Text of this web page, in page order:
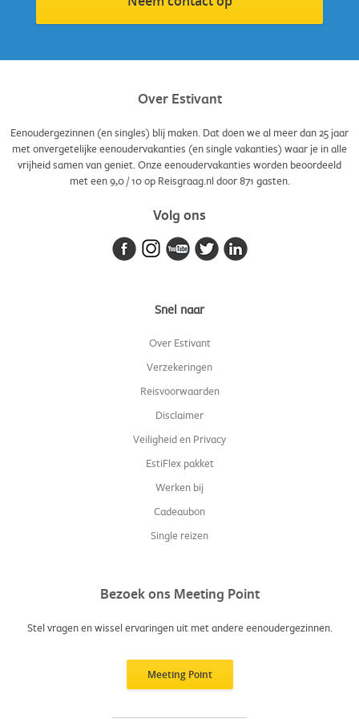
Over Estivant
Eenoudergezinnen (en singles) blij maken. Dat doen we al meer dan 25 jaar
met onvergetelijke eenoudervakanties (en single vakanties) waar je in alle
vrijheid samen van geniet. Onze eenoudervakanties worden beoordeeld
met een9,0/10op Reisgraag.nl door871 gasten.
Volg ons
Snel naar
Over Estivant
Verzekeringen
Reisvoorwaarden
Disclaimer
Veiligheid en Privacy
EstiFlex pakket
Werken bij
Cadeaubon
Single reizen
Bezoek ons Meeting Point
Stel vragen en wissel ervaringen uit met andere eenoudergezinnen.
Meeting Point